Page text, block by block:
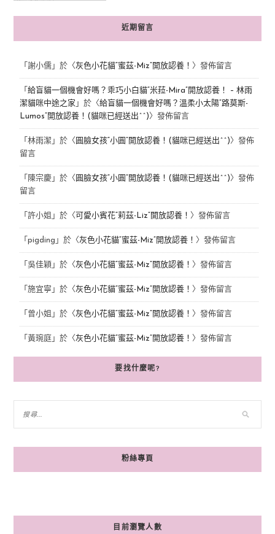
近期留言
「 謝小儒」於〈灰色小花貓“蜜茲-Miz”開放認養！ 〉發佈留言
「 給盲貓一個機會好嗎？乖巧小白貓“米菈-Mira”開放認養！ – 林雨
潔貓咪中途之家 」於〈給盲貓一個機會好嗎？溫柔小太陽“路莫斯-
Lumos”開放認養！(貓咪已經送出^^)〉發佈留言
「 林雨潔 」於〈 圓臉女孩“小圓”開放認養！(貓咪已經送出^^)〉發佈
留言
「 陳宗慶」於〈 圓臉女孩“小圓”開放認養！(貓咪已經送出^^)〉發佈
留言
「 許小姐 」於〈 可愛小賓花“莉茲-Liz”開放認養！ 〉發佈留言
「 pigding 」於〈灰色小花貓“蜜茲-Miz”開放認養！ 〉發佈留言
「 吳佳穎 」於〈灰色小花貓“蜜茲-Miz”開放認養！ 〉發佈留言
「 施宜寧 」於〈灰色小花貓“蜜茲-Miz”開放認養！ 〉發佈留言
「 曾小姐 」於〈灰色小花貓“蜜茲-Miz”開放認養！ 〉發佈留言
「 黃琬庭」於〈灰色小花貓“蜜茲-Miz”開放認養！ 〉發佈留言
要找什麼呢?
粉絲專頁
目前瀏覽人數